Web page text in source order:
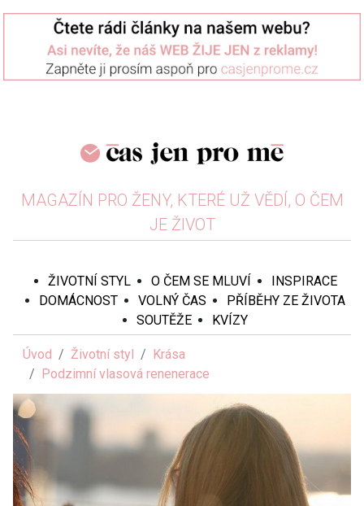
MAGAZÍN PRO ŽENY, KTERÉ UŽ VĚDÍ, O ČEM
JE ŽIVOT
ŽIVOTNÍ STYL O ČEM SE MLUVÍ
INSPIRACE
DOMÁCNOST
VOLNÝ ČAS
PŘÍBĚHY ZE ŽIVOTA
SOUTĚŽE
KVÍZY
Úvod Životní styl
Krása
Podzimní vlasová renenerace